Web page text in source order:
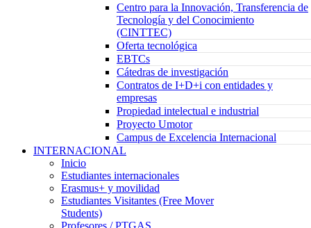
Centro para la Innovación, Transferencia de
Tecnología y del Conocimiento
(CINTTEC)
Oferta tecnológica
EBTCs
Cátedras de investigación
Contratos de I+D+i con entidades y
empresas
Propiedad intelectual e industrial
Proyecto Umotor
Campus de Excelencia Internacional
INTERNACIONAL
Inicio
Estudiantes internacionales
Erasmus+ y movilidad
Estudiantes Visitantes (Free Mover
Students)
Profesores / PTGAS